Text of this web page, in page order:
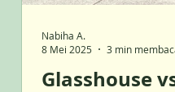
Glasshouse
Nabiha A.
8 Mei 2025
3 min